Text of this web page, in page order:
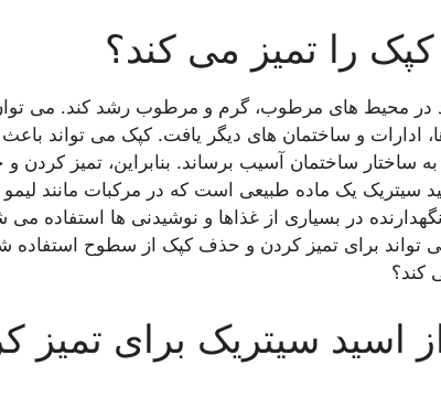
کپک را تمیز می کند؟
در محیط های مرطوب، گرم و مرطوب رشد کند. می
ادارات و ساختمان های دیگر یافت. کپک می تواند
ساختار ساختمان آسیب برساند. بنابراین، تمیز کردن
یک ماده طبیعی است که در مرکبات مانند لیمو
در بسیاری از غذاها و نوشیدنی ها استفاده می
برای تمیز کردن و حذف کپک از سطوح استفاده
کند؟
اسید سیتریک برای تمیز